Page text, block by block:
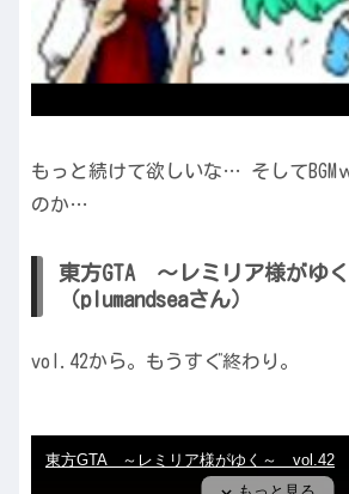
もっと続けて欲しいな… そしてBGM
のか…
東方GTA ～レミリア様がゆ
（plumandseaさん）
vol.42から。もうすぐ終わり。